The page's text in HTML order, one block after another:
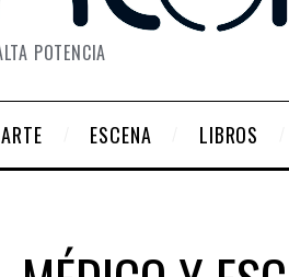
POTENCIA
ARTE ESCENA LIBROS